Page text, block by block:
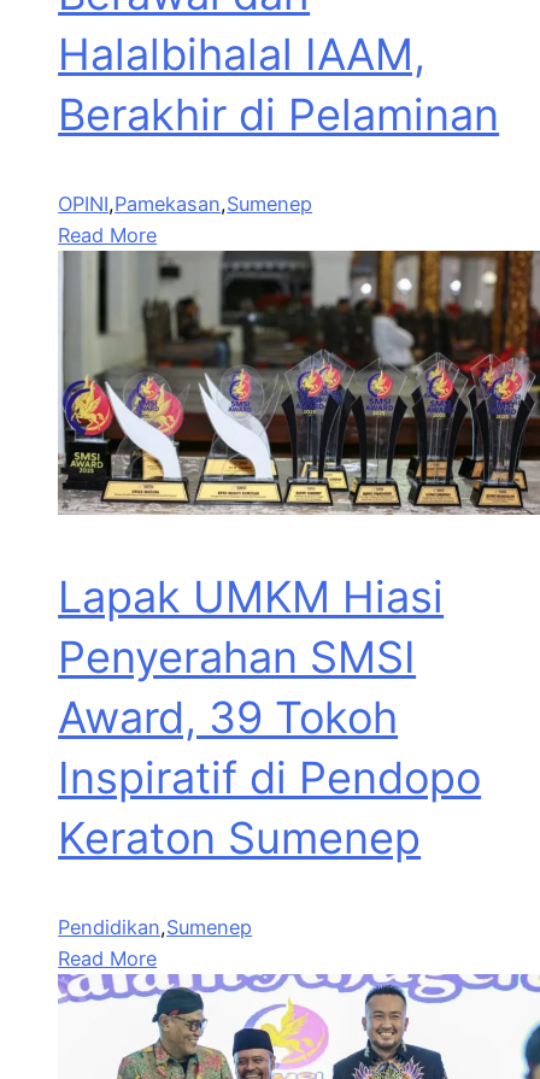
Halalbihalal IAAM,
Berakhir di Pelaminan
OPINI,Pamekasan,Sumenep
Read More
Lapak UMKM Hiasi
Penyerahan SMSI
Award, 39 Tokoh
Inspiratif di Pendopo
Keraton Sumenep
Pendidikan,Sumenep
Read More